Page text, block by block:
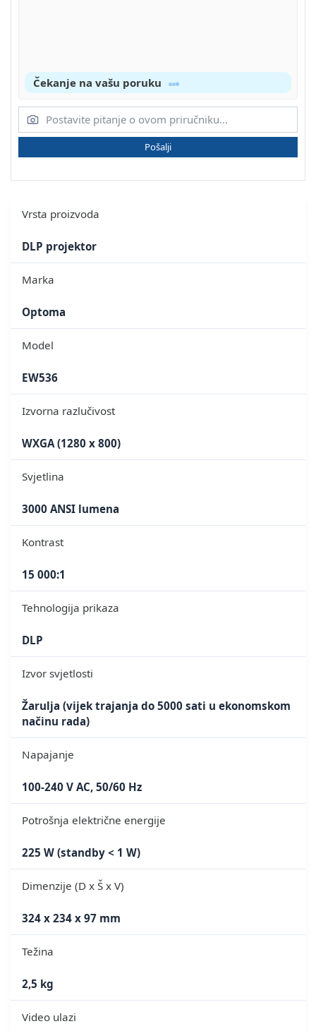
Čekanje na vašu poruku
Pošalji
Vrsta proizvoda
DLP projektor
Marka
Optoma
Model
EW536
Izvorna razlučivost
WXGA (1280 x 800)
Svjetlina
3000 ANSI lumena
Kontrast
15 000:1
Tehnologija prikaza
DLP
Izvor svjetlosti
Žarulja (vijek trajanja do 5000 sati u ekonomskom
načinu rada)
Napajanje
100-240 V AC, 50/60 Hz
Potrošnja električne energije
225 W (standby < 1 W)
Dimenzije (D x Š x V)
324 x 234 x 97 mm
Težina
2,5 kg
Video ulazi